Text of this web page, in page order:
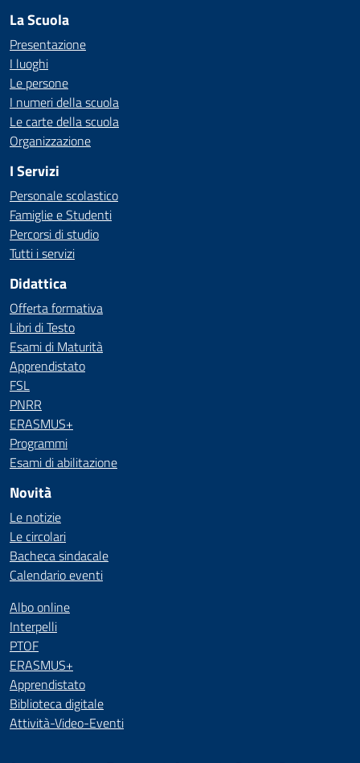
La Scuola
Presentazione
I luoghi
Le persone
I numeri della scuola
Le carte della scuola
Organizzazione
I Servizi
Personale scolastico
Famiglie e Studenti
Percorsi di studio
Tutti i servizi
Didattica
Offerta formativa
Libri di Testo
Esami di Maturità
Apprendistato
FSL
PNRR
ERASMUS+
Programmi
Esami di abilitazione
Novità
Le notizie
Le circolari
Bacheca sindacale
Calendario eventi
Albo online
Interpelli
PTOF
ERASMUS+
Apprendistato
Biblioteca digitale
Attività-Video-Eventi